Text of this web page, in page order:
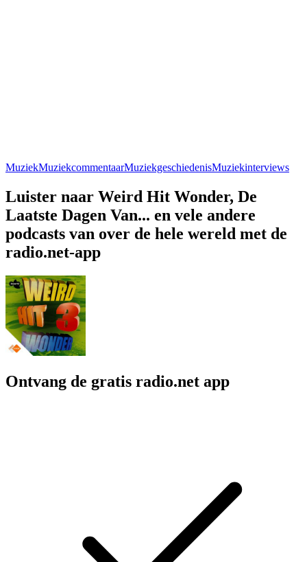
MuziekMuziekcommentaarMuziekgeschiedenisMuziekinterviews
Luister naar Weird Hit Wonder, De
Laatste Dagen Van... en vele andere
podcasts van over de hele wereld met de
radio.net-app
Ontvang de gratis radio.net app